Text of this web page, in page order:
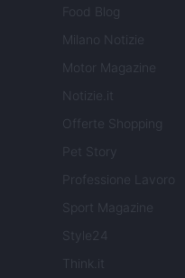
Food Blog
Milano Notizie
Motor Magazine
Notizie.it
Offerte Shopping
Pet Story
Professione Lavoro
Sport Magazine
Style24
Think.it